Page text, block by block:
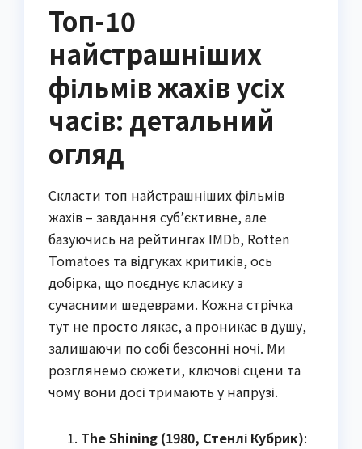
Топ-10
найстрашніших
фільмів жахів усіх
часів: детальний
огляд
Скласти топ найстрашніших фільмів
жахів – завдання суб’єктивне, але
базуючись на рейтингах IMDb, Rotten
Tomatoes та відгуках критиків, ось
добірка, що поєднує класику з
сучасними шедеврами. Кожна стрічка
тут не просто лякає, а проникає в душу,
залишаючи по собі безсонні ночі. Ми
розглянемо сюжети, ключові сцени та
чому вони досі тримають у напрузі.
The Shining (1980, Стенлі Кубрик):